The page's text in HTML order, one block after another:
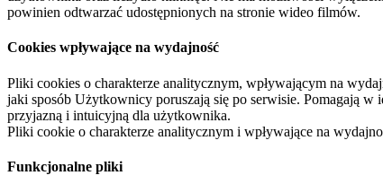
powinien odtwarzać udostępnionych na stronie wideo filmów.
Cookies wpływające na wydajność
Pliki cookies o charakterze analitycznym, wpływającym na
jaki sposób Użytkownicy poruszają się po serwisie. Pomagają
przyjazną i intuicyjną dla użytkownika.
Pliki cookie o charakterze analitycznym i wpływające na
Funkcjonalne pliki